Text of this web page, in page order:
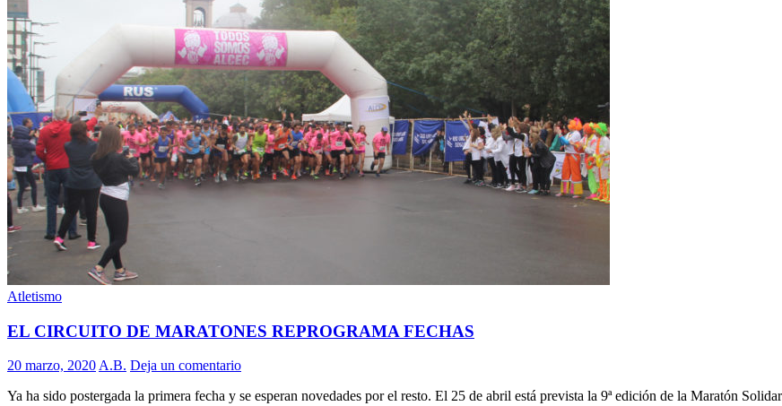
Atletismo
EL CIRCUITO DE MARATONES REPROGRAMA FECHAS
20 marzo, 2020 A.B. Deja un comentario
Ya ha sido postergada la primera fecha y se esperan novedades por el resto. El 25 de abril está prevista la 9ª edición de la Maratón